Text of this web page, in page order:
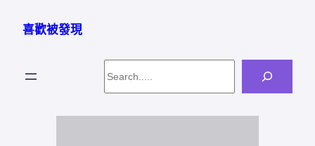
喜歡被發現